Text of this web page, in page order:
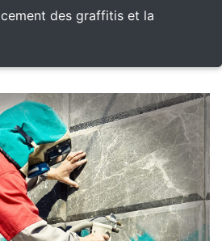
des graffitis et la